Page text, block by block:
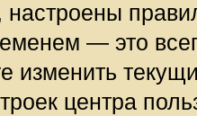
— это
изменить
центра